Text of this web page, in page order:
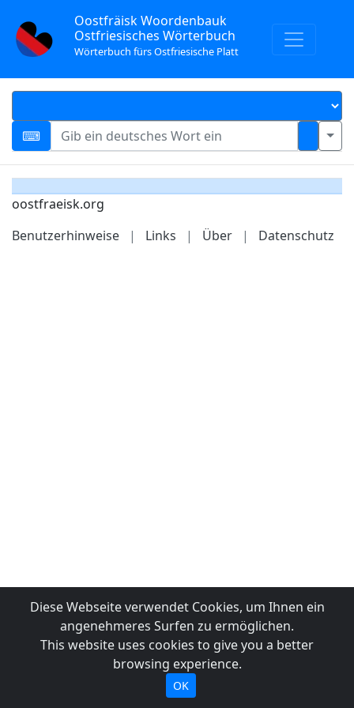
Oostfräisk Woordenbauk
Ostfriesisches Wörterbuch
Wörterbuch fürs Ostfriesische Platt
oostfraeisk.org
Benutzerhinweise
| Links | Über | Datenschutz
Diese Webseite verwendet Cookies, um Ihnen ein
angenehmeres Surfen zu ermöglichen.
This website uses cookies to give you a better
browsing experience.
OK